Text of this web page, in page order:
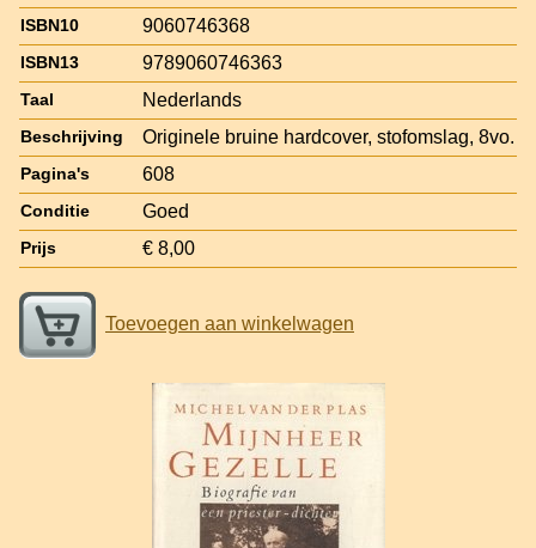
ISBN10 9060746368
ISBN13 9789060746363
Taal Nederlands
Beschrijving Originele bruine hardcover, stofomslag, 8vo.
Pagina's 608
Conditie Goed
Prijs € 8,00
Toevoegen aan winkelwagen